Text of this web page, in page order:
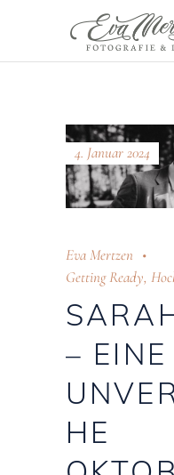
4. Januar 2024
Eva Mertzen
Getting Ready,
– EINE
HE